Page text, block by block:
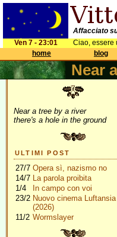
Affacciato
Ven 7 - 23:01
Ciao, essere
home
blog
Near
Near a tree by a river
there's a hole in the ground
ULTIMI POST
27/7 Opera sì, nazismo no
14/7 La parola proibita
1/4
In campo con voi
23/2 Nuovo cinema Luftansia
(2026)
11/2 Wormslayer